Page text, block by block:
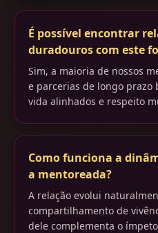
É possível encontrar
duradouros com este
Sim, a maioria de nossos
e parcerias de longo prazo
vida alinhados e respeito
Como funciona a
a mentoreada?
A relação evolui
compartilhamento de
dele complementa o